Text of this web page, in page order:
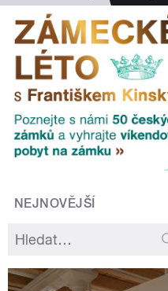
NEJNOVĚJŠÍ